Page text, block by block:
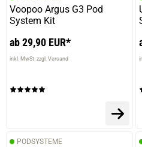
Xaver R.
verifizierter Onlinekauf.
Ellen S.
Voopoo Argus G3 Pod
System Kit
ab 29,90 EUR*
inkl. MwSt. zzgl. Versand
PODSYSTEME